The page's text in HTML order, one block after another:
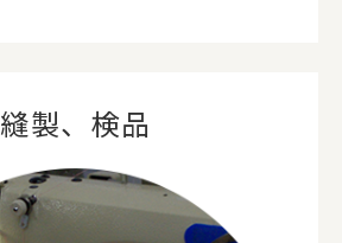
縫製、検品